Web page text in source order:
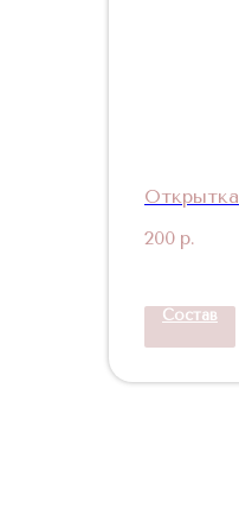
Открытка
200 р.
Состав